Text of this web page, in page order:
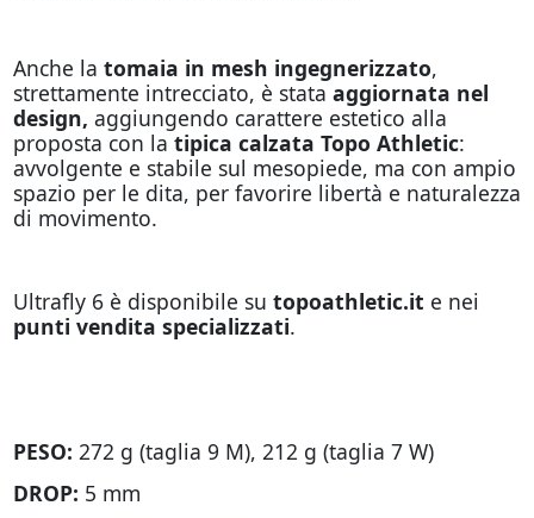
Anche la tomaia in mesh ingegnerizzato,
strettamente intrecciato, è stata aggiornata nel
design, aggiungendo carattere estetico alla
proposta con la tipica calzata Topo Athletic:
avvolgente e stabile sul mesopiede, ma con ampio
spazio per le dita, per favorire libertà e naturalezza
di movimento.
Ultrafly 6 è disponibile su topoathletic.it e nei
punti vendita specializzati.
PESO: 272 g (taglia 9 M), 212 g (taglia 7 W)
DROP: 5 mm